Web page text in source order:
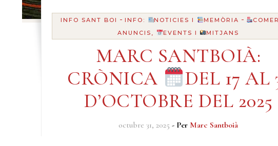
INFO SANT BOI - INFO: NOTICIES I MEMÒRIA -
ANUNCIS,
EVENTS I MITJANS
MARC SANTBOIÀ:
CRÒNICA
DEL 17 AL
D’OCTOBRE DEL 2025
octubre 31, 2025 - Per Marc Santboià